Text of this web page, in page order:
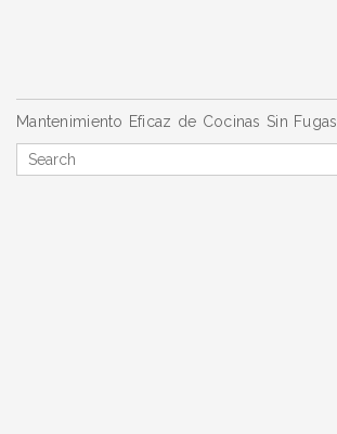
Navegación
de
entradas
Mantenimiento Eficaz de Cocinas Sin Fugas
Search
for